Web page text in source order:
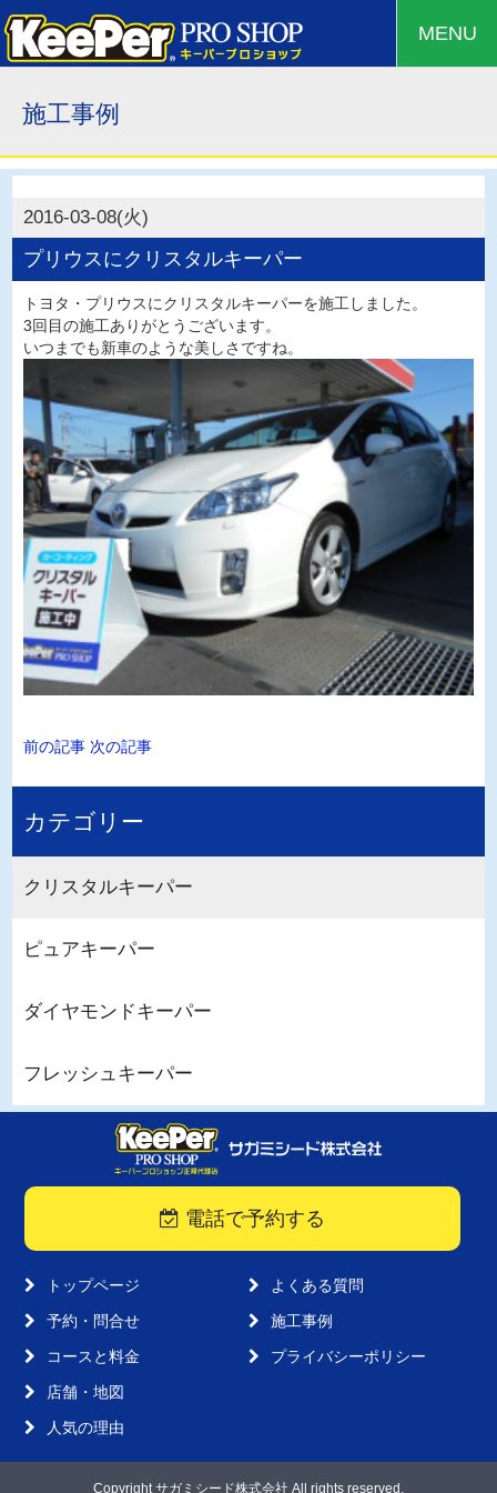
MENU
施工事例
2016-03-08(火)
プリウスにクリスタルキーパー
トヨタ・プリウスにクリスタルキーパーを施工しました。
3回目の施工ありがとうございます。
いつまでも新車のような美しさですね。
前の記事 次の記事
カテゴリー
クリスタルキーパー
ピュアキーパー
ダイヤモンドキーパー
フレッシュキーパー
電話で予約する
トップページ
予約・問合せ
コースと料金
店舗・地図
人気の理由
よくある質問
施工事例
プライバシーポリシー
Copyright サガミシード株式会社 All rights reserved.